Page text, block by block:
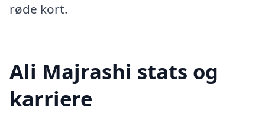
røde kort.
Ali Majrashi stats og
karriere